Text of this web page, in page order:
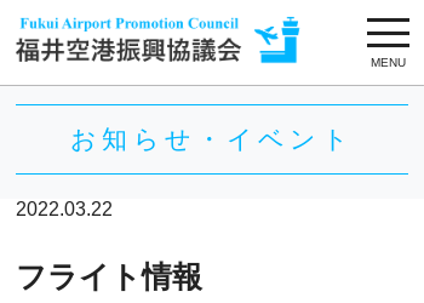
MENU
お知らせ・イベント
2022.03.22
フライト情報